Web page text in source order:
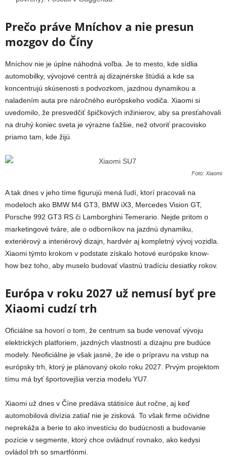
Prečo práve Mníchov a nie presun
mozgov do Číny
Mníchov nie je úplne náhodná voľba. Je to mesto, kde sídlia
automobilky, vývojové centrá aj dizajnérske štúdiá a kde sa
koncentrujú skúsenosti s podvozkom, jazdnou dynamikou a
naladením auta pre náročného európskeho vodiča. Xiaomi si
uvedomilo, že presvedčiť špičkových inžinierov, aby sa presťahovali
na druhý koniec sveta je výrazne ťažšie, než otvoriť pracovisko
priamo tam, kde žijú.
Foto: Xiaomi
A tak dnes v jeho tíme figurujú mená ľudí, ktorí pracovali na
modeloch ako BMW M4 GT3, BMW iX3, Mercedes Vision GT,
Porsche 992 GT3 RS či Lamborghini Temerario. Nejde pritom o
marketingové tváre, ale o odborníkov na jazdnú dynamiku,
exteriérový a interiérový dizajn, hardvér aj kompletný vývoj vozidla.
Xiaomi týmto krokom v podstate získalo hotové európske know-
how bez toho, aby muselo budovať vlastnú tradíciu desiatky rokov.
Európa v roku 2027 už nemusí byť pre
Xiaomi cudzí trh
Oficiálne sa hovorí o tom, že centrum sa bude venovať vývoju
elektrických platforiem, jazdných vlastností a dizajnu pre budúce
modely. Neoficiálne je však jasné, že ide o prípravu na vstup na
európsky trh, ktorý je plánovaný okolo roku 2027. Prvým projektom
tímu má byť športovejšia verzia modelu YU7.
Xiaomi už dnes v Číne predáva státisíce áut ročne, aj keď
automobilová divízia zatiaľ nie je zisková. To však firme očividne
neprekáža a berie to ako investíciu do budúcnosti a budovanie
pozície v segmente, ktorý chce ovládnuť rovnako, ako kedysi
ovládol trh so smartfónmi.